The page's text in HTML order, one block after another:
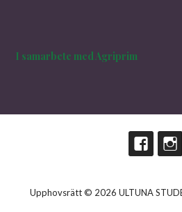
I samarbete med Agriprim
Upphovsrätt © 2026 ULTUNA